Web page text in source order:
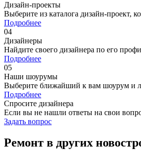
Дизайн-проекты
Выберите из каталога дизайн-проект,
Подробнее
04
Дизайнеры
Найдите своего дизайнера по его
Подробнее
05
Наши шоурумы
Выберите ближайший к вам шоурум и
Подробнее
Спросите дизайнера
Если вы не нашли ответы на свои
Задать вопрос
Ремонт в других